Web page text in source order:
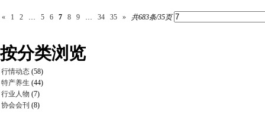
« 1 2 … 5 6 7 8 9 … 34 35 » 共683条/35页
按分类浏览
行情动态 (58)
特产养生 (44)
行业人物 (7)
协会会刊 (8)